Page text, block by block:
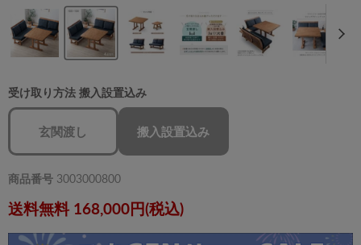
受け取り方法 搬入設置込み
玄関渡し 搬入設置込み
商品番号 3003000800
送料無料 168,000円(税込)